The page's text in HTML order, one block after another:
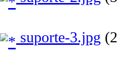
suporte-3.jpg